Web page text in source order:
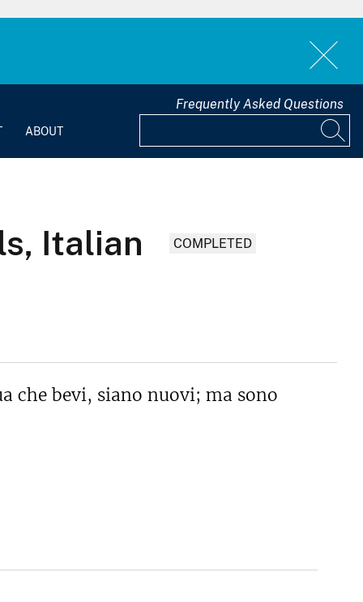
ABOUT
Frequently Asked Questions
Italian COMPLETED
che bevi, siano nuovi; ma sono